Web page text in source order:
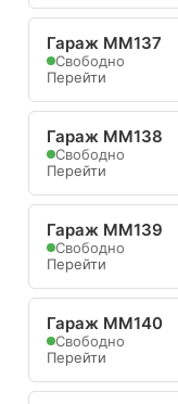
Гараж ММ137
Свободно
Перейти
Гараж ММ138
Свободно
Перейти
Гараж ММ139
Свободно
Перейти
Гараж ММ140
Свободно
Перейти